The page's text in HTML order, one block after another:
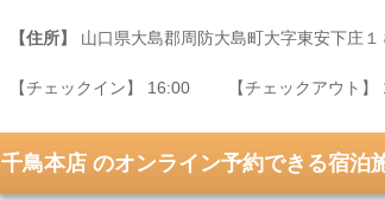
【住所】 山口県大島郡周防大島町大字東安下庄１
【チェックイン】 16:00 【チェックアウト】
千鳥本店 のオンライン予約できる宿泊